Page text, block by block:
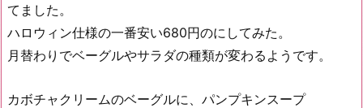
てました。
ハロウィン仕様の一番安い680円のにしてみた。
月替わりでベーグルやサラダの種類が変わるようです。
カボチャクリームのベーグルに、パンプキンスープ